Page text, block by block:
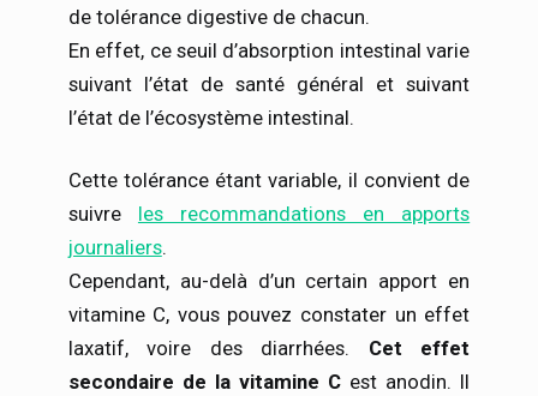
de tolérance digestive de chacun.
En effet, ce seuil d’absorption intestinal varie
suivant l’état de santé général et suivant
l’état de l’écosystème intestinal.
Cette tolérance étant variable, il convient de
suivre les recommandations en apports
journaliers.
Cependant, au-delà d’un certain apport en
vitamine C, vous pouvez constater un effet
laxatif, voire des diarrhées. Cet effet
secondaire de la vitamine C est anodin. Il